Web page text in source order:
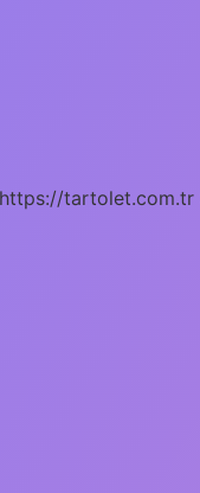
https://tartolet.com.tr